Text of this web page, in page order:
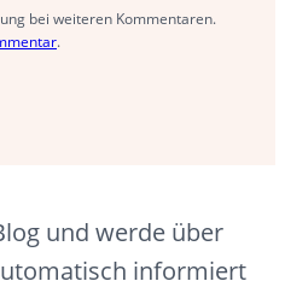
bei weiteren Kommentaren.
.
und werde über
informiert